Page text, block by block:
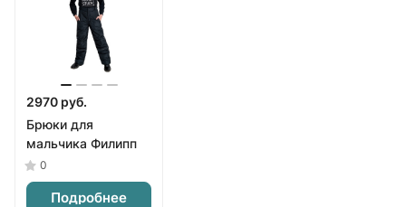
2970 руб.
Брюки для
мальчика Филипп
0
Подробнее